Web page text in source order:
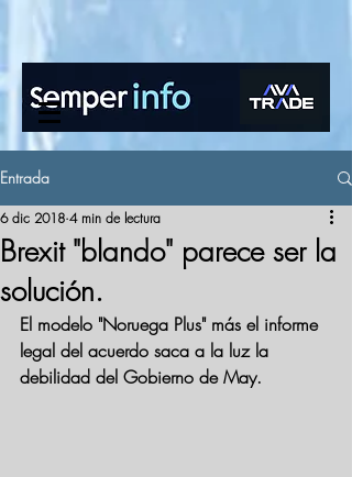
www.semperinfo.com
Entrada
Brexit "blando" parece ser la
solución.
6 dic 2018 4 min de lectura
El modelo "Noruega Plus" más el informe
legal del acuerdo saca a la luz la
debilidad del Gobierno de May.